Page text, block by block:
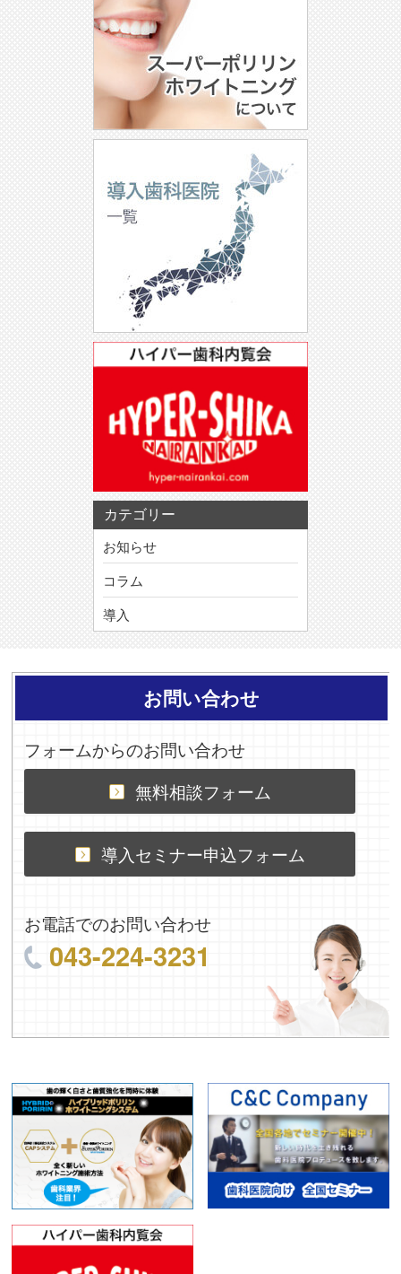
カテゴリー
お知らせ
コラム
導入
お問い合わせ
フォームからのお問い合わせ
無料相談フォーム
導入セミナー申込フォーム
お電話でのお問い合わせ
043-224-3231